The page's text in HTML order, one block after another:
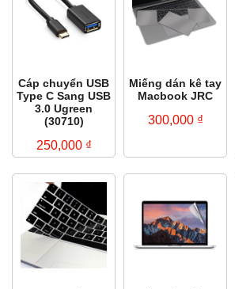
Cáp chuyển USB
Type C Sang USB
3.0 Ugreen
(30710)
250,000 ₫
Miếng dán kê tay
Macbook JRC
300,000 ₫